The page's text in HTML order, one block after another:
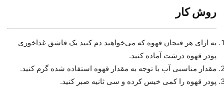
روش کار
به ازای هر فنجان قهوه که می‌خواهید دم کنید یک قاشق غذاخوری
پودر قهوه درشت آماده کنید.
مقدار مناسبی آب با توجه به مقدار قهوه استفاده شده گرم کنید.
پودر قهوه را کمی خیس کرده و سی ثانیه صبر کنید.